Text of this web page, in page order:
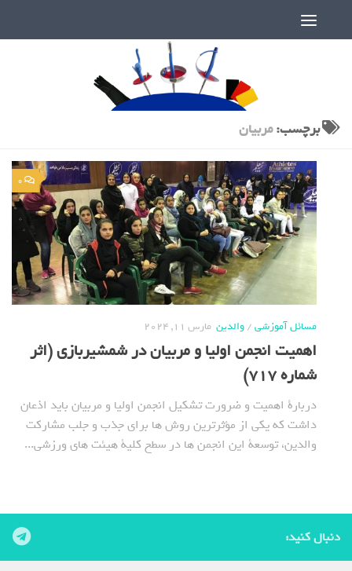
برچسب:مربیان
0
مسائل آموزشی/والدین مارس 11, 2024
اهمیت انجمن اولیا و مربیان در شمشیربازی (اثر
شماره 717)
دربارة اهمیت و ضرورت تشکیل انجمن اولیا و مربیان باید اذعان
داشت که یکی از مؤثرترین روش ها برای جذب و جلب مشارکت
والدین، توسعة این انجمن‏ ها در سطح کلیة هیئت های ورزشی...
دنبال کنید: